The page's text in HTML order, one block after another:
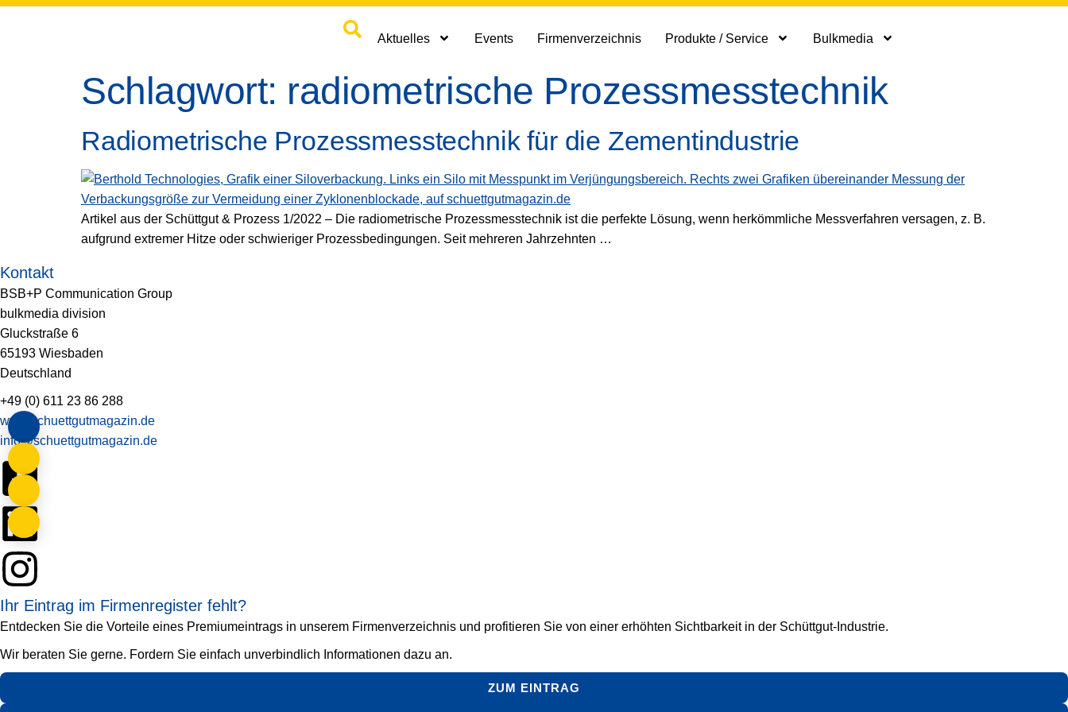
Aktuelles
Events Firmenverzeichnis Produkte / Service Bulkmedia
Schlagwort: radiometrische Prozessmesstechnik
Radiometrische Prozessmesstechnik für die Zementindustrie
Artikel aus der Schüttgut & Prozess 1/2022 – Die radiometrische Prozessmesstechnik ist die perfekte Lösung, wenn herkömmliche Messverfahren versagen, z. B.
aufgrund extremer Hitze oder schwieriger Prozessbedingungen. Seit mehreren Jahrzehnten …
Kontakt
BSB+P Communication Group
bulkmedia division
Gluckstraße 6
65193 Wiesbaden
Deutschland
+49 (0) 611 23 86 288
www.schuettgutmagazin.de
info@schuettgutmagazin.de
Ihr Eintrag im Firmenregister fehlt?
Entdecken Sie die Vorteile eines Premiumeintrags in unserem Firmenverzeichnis und profitieren Sie von einer erhöhten Sichtbarkeit in der Schüttgut-Industrie.
Wir beraten Sie gerne. Fordern Sie einfach unverbindlich Informationen dazu an.
ZUM EINTRAG